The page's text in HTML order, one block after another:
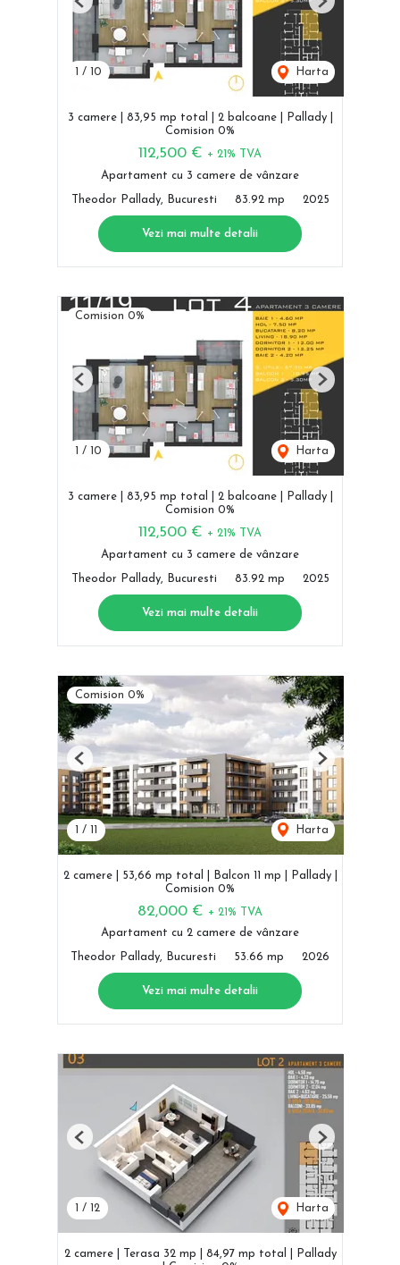
1 / 10 Harta
Previous Next
3 camere | 83,95 mp total | 2 balcoane | Pallady |
Comision 0%
112,500 € + 21% TVA
Apartament cu 3 camere de vânzare
Theodor Pallady, Bucuresti 83.92 mp 2025
Vezi mai multe detalii
Comision 0%
1 / 10 Harta
Previous Next
3 camere | 83,95 mp total | 2 balcoane | Pallady |
Comision 0%
112,500 € + 21% TVA
Apartament cu 3 camere de vânzare
Theodor Pallady, Bucuresti 83.92 mp 2025
Vezi mai multe detalii
Comision 0%
1 / 11 Harta
Previous Next
2 camere | 53,66 mp total | Balcon 11 mp | Pallady |
Comision 0%
82,000 € + 21% TVA
Apartament cu 2 camere de vânzare
Theodor Pallady, Bucuresti 53.66 mp 2026
Vezi mai multe detalii
/ 12 Harta
Previous Next
2 camere | Terasa 32 mp | 84,97 mp total | Pallady